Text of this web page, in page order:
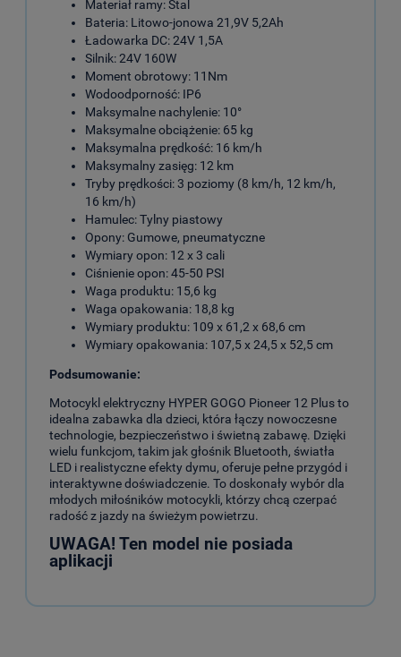
Materiał ramy: Stal
Bateria: Litowo-jonowa 21,9V 5,2Ah
Ładowarka DC: 24V 1,5A
Silnik: 24V 160W
Moment obrotowy: 11Nm
Wodoodporność: IP6
Maksymalne nachylenie: 10°
Maksymalne obciążenie: 65 kg
Maksymalna prędkość: 16 km/h
Maksymalny zasięg: 12 km
Tryby prędkości: 3 poziomy (8 km/h, 12 km/h,
16 km/h)
Hamulec: Tylny piastowy
Opony: Gumowe, pneumatyczne
Wymiary opon: 12 x 3 cali
Ciśnienie opon: 45-50 PSI
Waga produktu: 15,6 kg
Waga opakowania: 18,8 kg
Wymiary produktu: 109 x 61,2 x 68,6 cm
Wymiary opakowania: 107,5 x 24,5 x 52,5 cm
Podsumowanie:
Motocykl elektryczny HYPER GOGO Pioneer 12 Plus to
idealna zabawka dla dzieci, która łączy nowoczesne
technologie, bezpieczeństwo i świetną zabawę. Dzięki
wielu funkcjom, takim jak głośnik Bluetooth, światła
LED i realistyczne efekty dymu, oferuje pełne przygód i
interaktywne doświadczenie. To doskonały wybór dla
młodych miłośników motocykli, którzy chcą czerpać
radość z jazdy na świeżym powietrzu.
UWAGA! Ten model nie posiada
aplikacji